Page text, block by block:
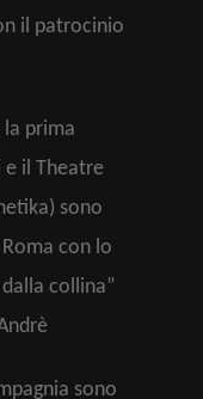
il patrocinio
prima
e il Theatre
sono
con lo
collina”
sono